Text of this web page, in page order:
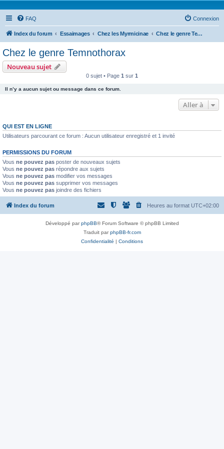
FAQ Connexion
Index du forum Essaimages Chez les Myrmicinae Chez le genre Temnothorax
Chez le genre Temnothorax
Nouveau sujet
0 sujet • Page 1 sur 1
Il n’y a aucun sujet ou message dans ce forum.
Aller à
QUI EST EN LIGNE
Utilisateurs parcourant ce forum : Aucun utilisateur enregistré et 1 invité
PERMISSIONS DU FORUM
Vous ne pouvez pas poster de nouveaux sujets
Vous ne pouvez pas répondre aux sujets
Vous ne pouvez pas modifier vos messages
Vous ne pouvez pas supprimer vos messages
Vous ne pouvez pas joindre des fichiers
Index du forum Heures au format UTC+02:00
Développé parphpBB® Forum Software © phpBB Limited
Traduit parphpBB-fr.com
Confidentialité | Conditions